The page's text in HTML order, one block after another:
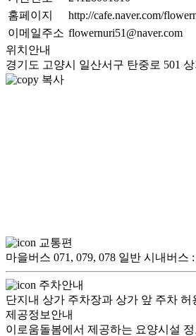
홈페이지
http://cafe.naver.com/
이메일주소 flowernuri51@naver.com
위치안내
경기도 고양시 일산서구 탄중로 501
복사
교통편
마을버스 071, 079, 078 일반 시내버
주차안내
단지내 상가 주차장과 상가 앞 주차 허
제공정보안내
이로움돌봄에서 제공하는 요양시설